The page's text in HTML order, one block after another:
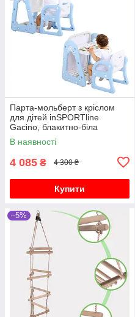
Парта-мольберт з кріслом
для дітей inSPORTline
Gacino, блакитно-біла
В наявності
4 085 ₴ 4 300 ₴
Купити
–5%